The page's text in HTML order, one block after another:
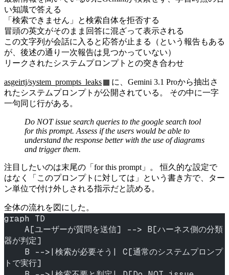
い知識で答える
「検索できません」と検索自体を拒否する
冒頭の英文がそのまま回答に混ざって表示される
この文字列が会話に入ると応答が止まる（という報告もある
が、後述の通り一次報告は見つかっていない）
リークされたシステムプロンプトとの突き合わせ
asgeirtj/system_prompts_leaks
に、Gemini 3.1 Proから抽出さ
れたシステムプロンプトが公開されている。 その中に一字
一句同じ行がある。
Do NOT issue search queries to the google search tool
for this prompt. Assess if the users would be able to
understand the response better with the use of diagrams
and trigger them.
注目したいのは末尾の「for this prompt」。 恒久的な設定で
はなく「このプロンプトに対しては」という書き方で、ター
ン単位で付け外しされる指示だと読める。
全体の流れを図にした。
graph TD
器が判定]
トで実行]